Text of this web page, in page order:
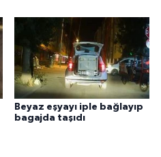
Beyaz eşyayı iple bağlayıp
bagajda taşıdı